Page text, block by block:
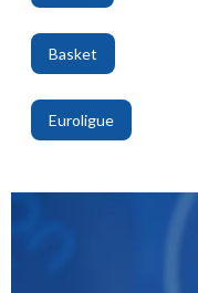
,
Basket
,
Euroligue